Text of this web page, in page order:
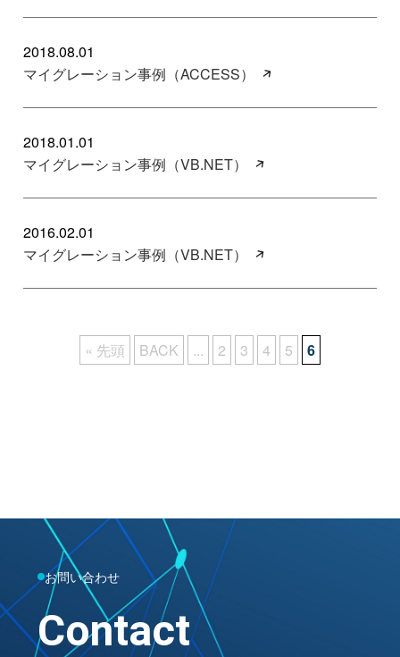
2018.08.01
マイグレーション事例（ACCESS）
2018.01.01
マイグレーション事例（VB.NET）
2016.02.01
マイグレーション事例（VB.NET）
« 先頭 BACK ... 2 3 4 5 6
お問い合わせ
Contact